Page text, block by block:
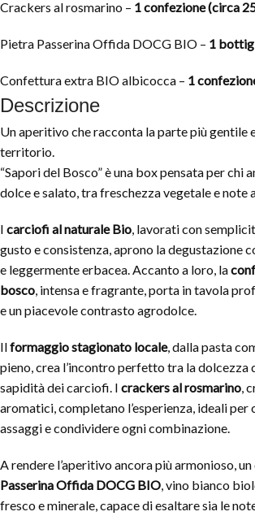
Crackers al rosmarino – 1 confezione (circa
Pietra Passerina Offida DOCG BIO – 1
Confettura extra BIO albicocca – 1
Descrizione
Un aperitivo che racconta la parte più gentile
territorio.
“Sapori del Bosco” è una box pensata per chi
dolce e salato, tra freschezza vegetale e note
I carciofi al naturale Bio, lavorati con
gusto e consistenza, aprono la degustazione
e leggermente erbacea. Accanto a loro, la
bosco, intensa e fragrante, porta in tavola
e un piacevole contrasto agrodolce.
Ilformaggio stagionato locale, dalla pasta
pieno, crea l’incontro perfetto tra la dolcezza
sapidità dei carciofi. I crackers al rosmarino,
aromatici, completano l’esperienza, ideali
assaggi e condividere ogni combinazione.
A rendere l’aperitivo ancora più armonioso,
Passerina Offida DOCG BIO, vino bianco
fresco e minerale, capace di esaltare sia le